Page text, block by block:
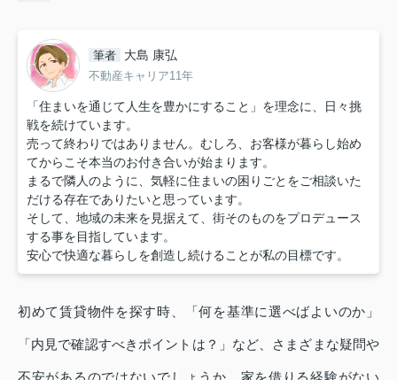
筆者 大島 康弘
不動産キャリア11年
「住まいを通じて人生を豊かにすること」を理念に、日々挑
戦を続けています。
売って終わりではありません。むしろ、お客様が暮らし始め
てからこそ本当のお付き合いが始まります。
まるで隣人のように、気軽に住まいの困りごとをご相談いた
だける存在でありたいと思っています。
そして、地域の未来を見据えて、街そのものをプロデュース
する事を目指しています。
安心で快適な暮らしを創造し続けることが私の目標です。
初めて賃貸物件を探す時、「何を基準に選べばよいのか」
「内見で確認すべきポイントは？」など、さまざまな疑問や
不安があるのではないでしょうか。家を借りる経験がない